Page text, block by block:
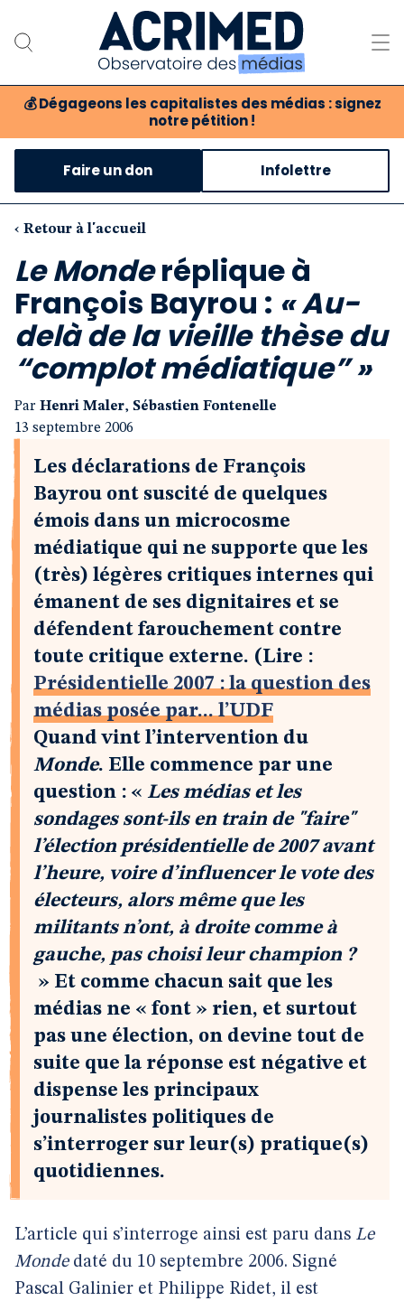
💰 Dégageons les capitalistes des médias : signez
notre pétition !
Notre association
Notre critique des médias
Nos propositions
Notre revue
Boutique
Faire un don Infolettre
‹ Retour à l'accueil
Le Monderéplique à
François Bayrou : « Au-
delà de la vieille thèse du
“complot médiatique” »
Par Henri Maler, Sébastien Fontenelle
13 septembre 2006
Les déclarations de François
Bayrou ont suscité de quelques
émois dans un microcosme
médiatique qui ne supporte que les
(très) légères critiques internes qui
émanent de ses dignitaires et se
défendent farouchement contre
toute critique externe. (Lire :
Présidentielle 2007 : la question des
médias posée par... l’UDF
Quand vint l’intervention du
Monde. Elle commence par une
question : « Les médias et les
sondages sont-ils en train de "faire"
l’élection présidentielle de 2007 avant
l’heure, voire d’influencer le vote des
électeurs, alors même que les
militants n’ont, à droite comme à
gauche, pas choisi leur champion ?
» Et comme chacun sait que les
médias ne « font » rien, et surtout
pas une élection, on devine tout de
suite que la réponse est négative et
dispense les principaux
journalistes politiques de
s’interroger sur leur(s) pratique(s)
quotidiennes.
L’article qui s’interroge ainsi est paru dans Le
Mondedaté du 10 septembre 2006. Signé
Pascal Galinier et Philippe Ridet, il est